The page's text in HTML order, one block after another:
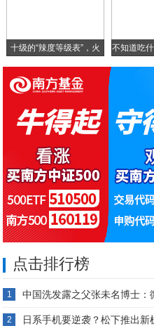
十级的“辣度等级表”，火 不知道吃
点击排行榜
1 中国洗发露之父张未名博士：
2 日系手机要逆袭？松下推出新